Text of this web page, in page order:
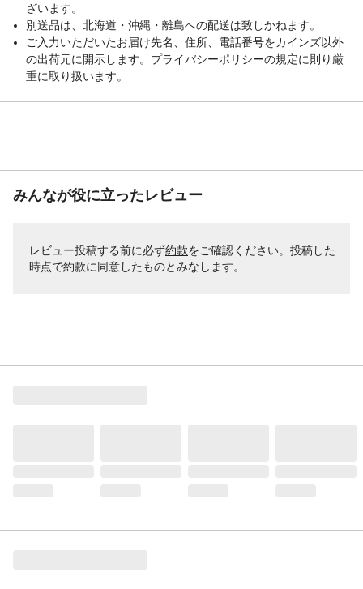
ざいます。
別送品は、北海道・沖縄・離島への配送は致しかねます。
ご入力いただいたお届け先名、住所、電話番号をカインズ以外
の出荷元に開示します。プライバシーポリシーの規定に則り厳
重に取り扱います。
みんなが役に立ったレビュー
レビュー投稿する前に必ず約款をご確認ください。投稿した
時点で約款に同意したものとみなします。